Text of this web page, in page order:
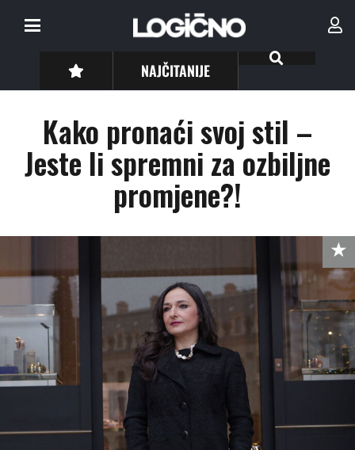
NAJČITANIJE
Kako pronaći svoj stil –
Jeste li spremni za ozbiljne
promjene?!